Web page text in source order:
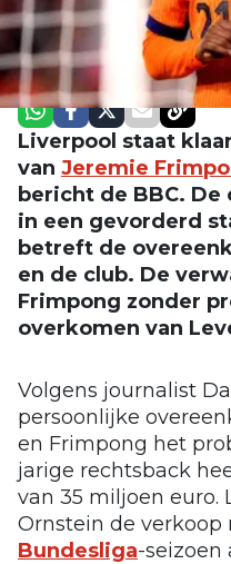
Liverpool staat
van Jeremie
bericht de BBC. De
in een gevorderd
betreft de
en de club. De
Frimpong zonder
overkomen van
Volgens journalist
persoonlijke
en Frimpong het
jarige rechtsback
van 35 miljoen euro.
Ornstein de verkoop
Bundesliga-seizoen